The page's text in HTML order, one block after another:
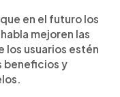
en el futuro los
mejoren las
los usuarios estén
beneficios y